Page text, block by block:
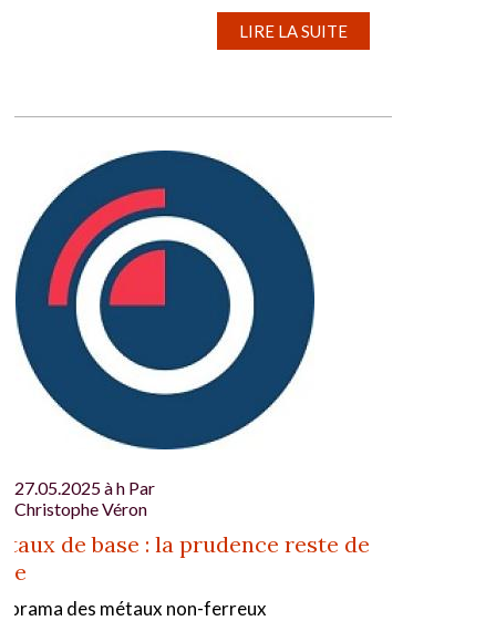
LIRE LA SUITE
27.05.2025 à h Par
Christophe Véron
de base : la prudence reste de
des métaux non-ferreux